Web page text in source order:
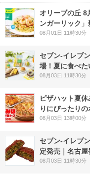
オリーブの丘 8
ンガーリック
08月01日 11時30分
セブン‐イレブ
場！夏に食べた
08月03日 11時30分
ピザハット夏
りにぴったり
08月03日 13時00分
セブン-イレブ
定発売｜名古
08月03日 11時30分